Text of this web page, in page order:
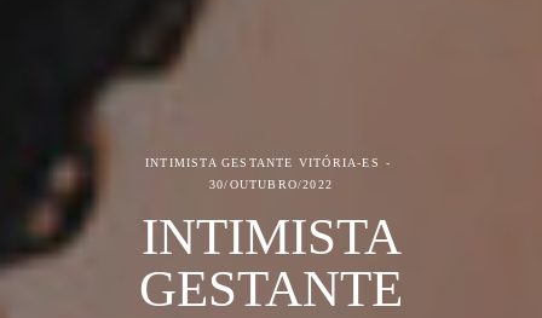
INTIMISTA GESTANTE VITÓRIA-ES
30/OUTUBRO/2022
INTIMISTA
GESTANTE